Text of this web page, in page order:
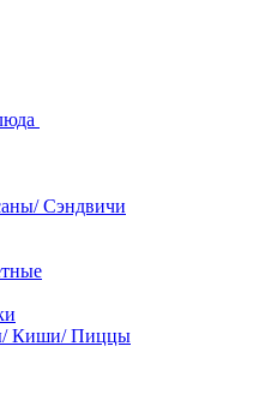
Сэндвичи
Киши/ Пиццы